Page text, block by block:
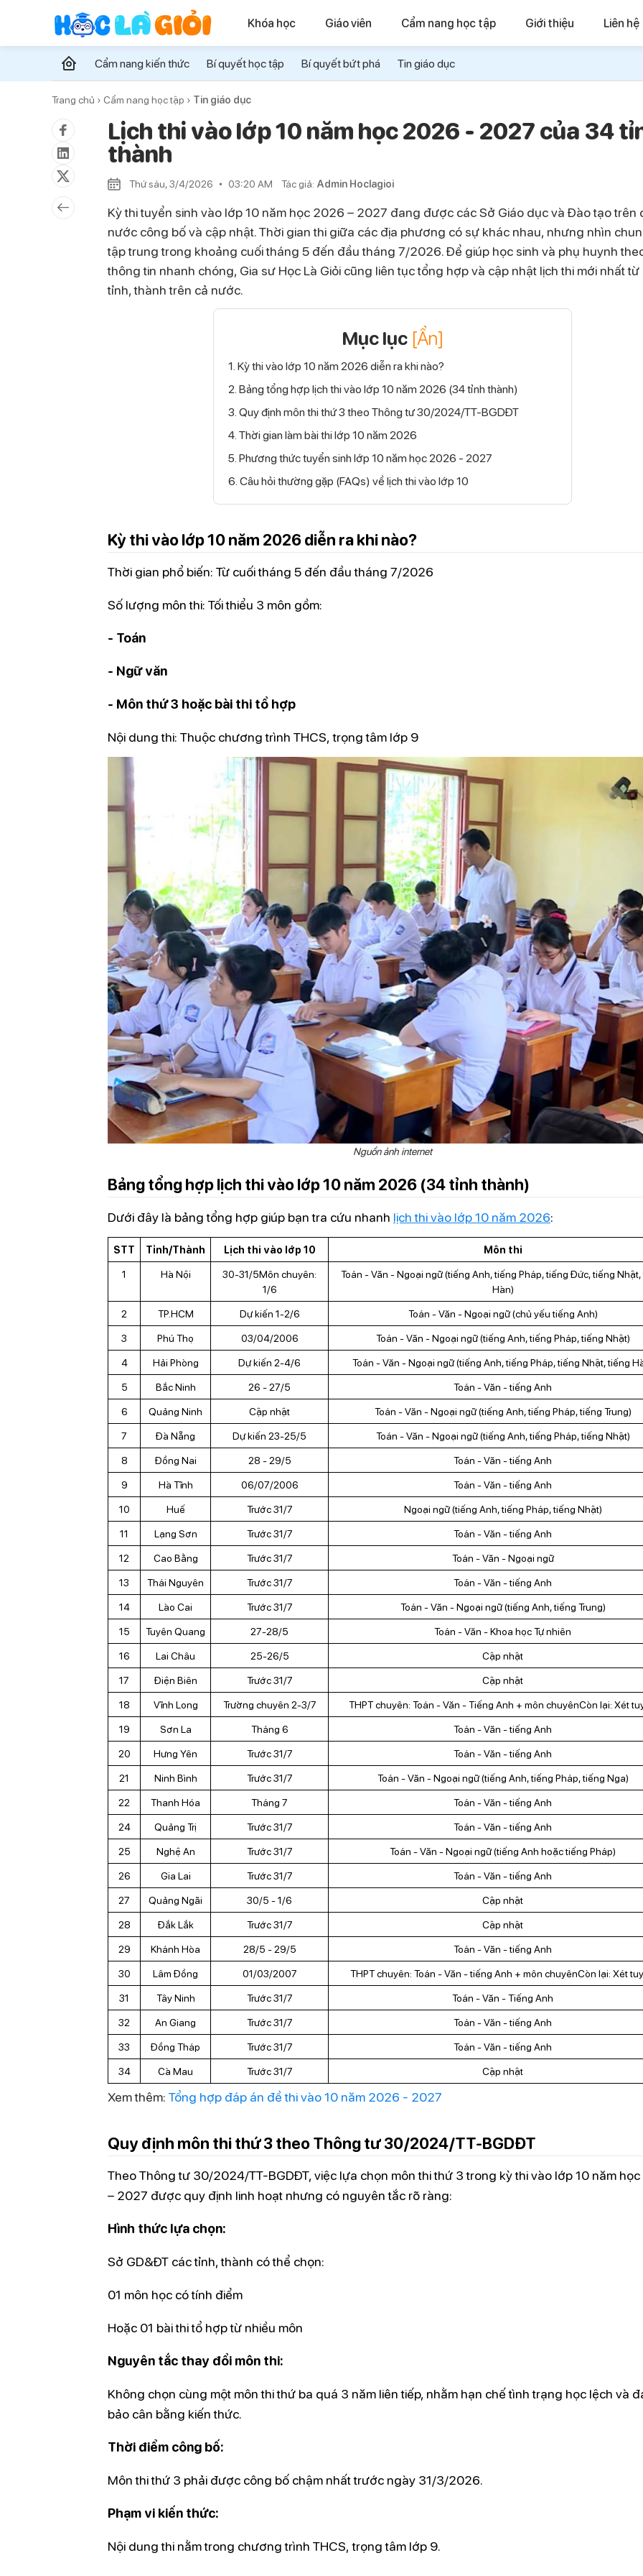
Khóa học Giáo viên Cẩm nang học tập Giới thiệu Liên hệ
Cẩm nang kiến thức Bí quyết học tập Bí quyết bứt phá Tin giáo dục
Trang chủ › Cẩm nang học tập › Tin giáo dục
Lịch thi vào lớp 10 năm học 2026 - 2027 của 34
thành
Thứ sáu, 3/4/2026 03:20 AM Tác giả: Admin Hoclagioi
Kỳ thi tuyển sinh vào lớp 10 năm học 2026 – 2027 đang được các Sở Giáo dục và Đào tạo trên
nước công bố và cập nhật. Thời gian thi giữa các địa phương có sự khác nhau, nhưng nhìn
tập trung trong khoảng cuối tháng 5 đến đầu tháng 7/2026. Để giúp học sinh và phụ huynh
thông tin nhanh chóng, Gia sư Học Là Giỏi cũng liên tục tổng hợp và cập nhật lịch thi mới nhất từ
tỉnh, thành trên cả nước.
Mục lục [Ẩn]
1. Kỳ thi vào lớp 10 năm 2026 diễn ra khi nào?
2. Bảng tổng hợp lịch thi vào lớp 10 năm 2026 (34 tỉnh thành)
3. Quy định môn thi thứ 3 theo Thông tư 30/2024/TT-BGDĐT
4. Thời gian làm bài thi lớp 10 năm 2026
5. Phương thức tuyển sinh lớp 10 năm học 2026 - 2027
6. Câu hỏi thường gặp (FAQs) về lịch thi vào lớp 10
Kỳ thi vào lớp 10 năm 2026 diễn ra khi nào?
Thời gian phổ biến: Từ cuối tháng 5 đến đầu tháng 7/2026
Số lượng môn thi: Tối thiểu 3 môn gồm:
- Toán
- Ngữ văn
- Môn thứ 3 hoặc bài thi tổ hợp
Nội dung thi: Thuộc chương trình THCS, trọng tâm lớp 9
Nguồn ảnh internet
Bảng tổng hợp lịch thi vào lớp 10 năm 2026 (34 tỉnh thành)
Dưới đây là bảng tổng hợp giúp bạn tra cứu nhanh lịch thi vào lớp 10 năm 2026:
STT Tỉnh/Thành Lịch thi vào lớp 10
Môn thi
1
Hà Nội
30-31/5Môn chuyên:
1/6
Toán - Văn - Ngoại ngữ (tiếng Anh, tiếng Pháp, tiếng Đức, tiếng
Hàn)
2
TP.HCM Dự kiến 1-2/6
Toán - Văn - Ngoại ngữ (chủ yếu tiếng Anh)
3
Phú Thọ 03/04/2006
Toán - Văn - Ngoại ngữ (tiếng Anh, tiếng Pháp, tiếng Nhật)
4
Hải Phòng Dự kiến 2-4/6
Toán - Văn - Ngoại ngữ (tiếng Anh, tiếng Pháp, tiếng Nhật, tiếng
5
Bắc Ninh 26 - 27/5
Toán - Văn - tiếng Anh
6
Quảng Ninh Cập nhật
Toán - Văn - Ngoại ngữ (tiếng Anh, tiếng Pháp, tiếng Trung)
7
Đà Nẵng Dự kiến 23-25/5
Toán - Văn - Ngoại ngữ (tiếng Anh, tiếng Pháp, tiếng Nhật)
8
Đồng Nai 28 - 29/5
Toán - Văn - tiếng Anh
9
Hà Tĩnh 06/07/2006
Toán - Văn - tiếng Anh
10
Huế Trước 31/7
Ngoại ngữ (tiếng Anh, tiếng Pháp, tiếng Nhật)
11
Lạng Sơn Trước 31/7
Toán - Văn - tiếng Anh
12
Cao Bằng Trước 31/7
Toán - Văn - Ngoại ngữ
13
Thái Nguyên Trước 31/7
Toán - Văn - tiếng Anh
14
Lào Cai Trước 31/7
Toán - Văn - Ngoại ngữ (tiếng Anh, tiếng Trung)
15
Tuyên Quang 27-28/5
Toán - Văn - Khoa học Tự nhiên
16
Lai Châu 25-26/5
Cập nhật
17
Điện Biên Trước 31/7
Cập nhật
18
Vĩnh Long Trường chuyên 2-3/7
THPT chuyên: Toán - Văn - Tiếng Anh + môn chuyênCòn lại: Xét
19
Sơn La Tháng 6
Toán - Văn - tiếng Anh
20
Hưng Yên Trước 31/7
Toán - Văn - tiếng Anh
21
Ninh Bình Trước 31/7
Toán - Văn - Ngoại ngữ (tiếng Anh, tiếng Pháp, tiếng Nga)
22
Thanh Hóa Tháng 7
Toán - Văn - tiếng Anh
24
Quảng Trị Trước 31/7
Toán - Văn - tiếng Anh
25
Nghệ An Trước 31/7
Toán - Văn - Ngoại ngữ (tiếng Anh hoặc tiếng Pháp)
26
Gia Lai Trước 31/7
Toán - Văn - tiếng Anh
27
Quảng Ngãi 30/5 - 1/6
Cập nhật
28
Đắk Lắk Trước 31/7
Cập nhật
29
Khánh Hòa 28/5 - 29/5
Toán - Văn - tiếng Anh
30
Lâm Đồng 01/03/2007
THPT chuyên: Toán - Văn - tiếng Anh + môn chuyênCòn lại: Xét
31
Tây Ninh Trước 31/7
Toán - Văn - Tiếng Anh
32
An Giang Trước 31/7
Toán - Văn - tiếng Anh
33
Đồng Tháp Trước 31/7
Toán - Văn - tiếng Anh
34
Cà Mau Trước 31/7 Cập nhật
Xem thêm: Tổng hợp đáp án đề thi vào 10 năm 2026 - 2027
Quy định môn thi thứ 3 theo Thông tư 30/2024/TT-BGDĐT
Theo Thông tư 30/2024/TT-BGDĐT, việc lựa chọn môn thi thứ 3 trong kỳ thi vào lớp 10 năm
– 2027 được quy định linh hoạt nhưng có nguyên tắc rõ ràng:
Hình thức lựa chọn:
Sở GD&ĐT các tỉnh, thành có thể chọn:
01 môn học có tính điểm
Hoặc 01 bài thi tổ hợp từ nhiều môn
Nguyên tắc thay đổi môn thi:
Không chọn cùng một môn thi thứ ba quá 3 năm liên tiếp, nhằm hạn chế tình trạng học lệch và
bảo cân bằng kiến thức.
Thời điểm công bố:
Môn thi thứ 3 phải được công bố chậm nhất trước ngày 31/3/2026.
Phạm vi kiến thức:
Nội dung thi nằm trong chương trình THCS, trọng tâm lớp 9.